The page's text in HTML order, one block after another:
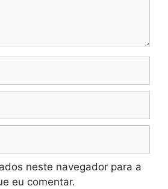
neste navegador para a
eu comentar.